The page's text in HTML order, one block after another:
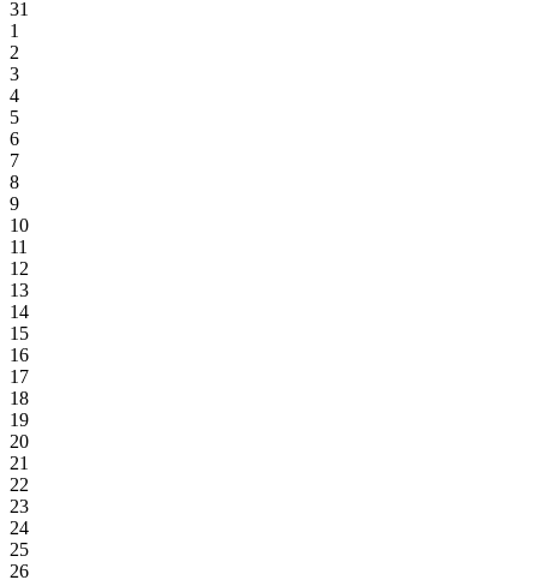
31
1
2
3
4
5
6
7
8
9
10
11
12
13
14
15
16
17
18
19
20
21
22
23
24
25
26